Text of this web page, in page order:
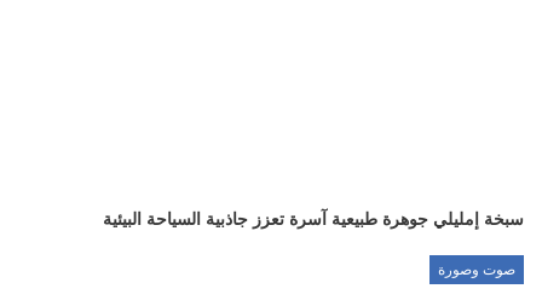
سبخة إمليلي جوهرة طبيعية آسرة تعزز جاذبية السياحة البيئية
صوت وصورة